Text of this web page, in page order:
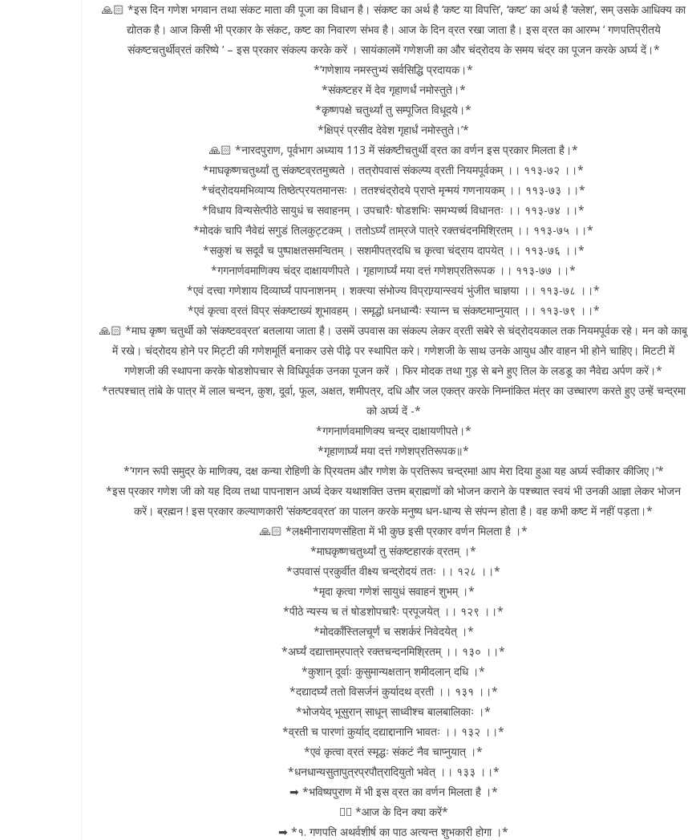
🙏🏻 *इस दिन गणेश भगवान तथा संकट माता की पूजा का विधान है। संकष्ट का अर्थ है ‘कष्ट या विपत्ति’, ‘कष्ट’ का अर्थ है ‘क्लेश’, सम् उसके आधिक्य का
द्योतक है। आज किसी भी प्रकार के संकट, कष्ट का निवारण संभव है। आज के दिन व्रत रखा जाता है। इस व्रत का आरम्भ ‘ गणपतिप्रीतये
संकष्टचतुर्थीव्रतं करिष्ये ‘ – इस प्रकार संकल्प करके करें । सायंकालमें गणेशजी का और चंद्रोदय के समय चंद्र का पूजन करके अर्घ्य दें।*
*’गणेशाय नमस्तुभ्यं सर्वसिद्धि प्रदायक।*
*संकष्टहर में देव गृहाणर्धं नमोस्तुते।*
*कृष्णपक्षे चतुर्थ्यां तु सम्पूजित विधूदये।*
*क्षिप्रं प्रसीद देवेश गृहार्धं नमोस्तुते।’*
🙏🏻 *नारदपुराण, पूर्वभाग अध्याय 113 में संकष्टीचतुर्थी व्रत का वर्णन इस प्रकार मिलता है।*
*माघकृष्णचतुर्थ्यां तु संकष्टव्रतमुच्यते । तत्रोपवासं संकल्प्य व्रती नियमपूर्वकम् ।। ११३-७२ ।।*
*चंद्रोदयमभिव्याप्य तिष्ठेत्प्रयतमानसः । ततश्चंद्रोदये प्राप्ते मृन्मयं गणनायकम् ।। ११३-७३ ।।*
*विधाय विन्यसेत्पीठे सायुधं च सवाहनम् । उपचारैः षोडशभिः समभ्यर्च्य विधानतः ।। ११३-७४ ।।*
*मोदकं चापि नैवेद्यं सगुडं तिलकुट्टकम् । ततोऽर्घ्यं ताम्रजे पात्रे रक्तचंदनमिश्रितम् ।। ११३-७५ ।।*
*सकुशं च सदूर्वं च पुष्पाक्षतसमन्वितम् । सशमीपत्रदधि च कृत्वा चंद्राय दापयेत् ।। ११३-७६ ।।*
*गगनार्णवमाणिक्य चंद्र दाक्षायणीपते । गृहाणार्घ्यं मया दत्तं गणेशप्रतिरूपक ।। ११३-७७ ।।*
*एवं दत्त्वा गणेशाय दिव्यार्घ्यं पापनाशनम् । शक्त्या संभोज्य विप्राग्र्यान्स्वयं भुंजीत चाज्ञया ।। ११३-७८ ।।*
*एवं कृत्वा व्रतं विप्र संकष्टाख्यं शूभावहम् । समृद्धो धनधान्यैः स्यान्न च संकष्टमाप्नुयात् ।। ११३-७९ ।।*
🙏🏻 *माघ कृष्ण चतुर्थी को ‘संकष्टवव्रत’ बतलाया जाता है। उसमें उपवास का संकल्प लेकर व्रती सबेरे से चंद्रोदयकाल तक नियमपूर्वक रहे। मन को काबू
में रखे। चंद्रोदय होने पर मिट्टी की गणेशमूर्ति बनाकर उसे पीढ़े पर स्थापित करे। गणेशजी के साथ उनके आयुध और वाहन भी होने चाहिए। मिटटी में
गणेशजी की स्थापना करके षोडशोपचार से विधिपूर्वक उनका पूजन करें । फिर मोदक तथा गुड़ से बने हुए तिल के लडडू का नैवेद्य अर्पण करें।*
*तत्पश्चात्‌ तांबे के पात्र में लाल चन्दन, कुश, दूर्वा, फूल, अक्षत, शमीपत्र, दधि और जल एकत्र करके निम्नांकित मंत्र का उच्चारण करते हुए उन्हें चन्द्रमा
को अर्घ्य दें -*
*गगनार्णवमाणिक्य चन्द्र दाक्षायणीपते।*
*गृहाणार्घ्यं मया दत्तं गणेशप्रतिरूपक॥*
*’गगन रूपी समुद्र के माणिक्य, दक्ष कन्या रोहिणी के प्रियतम और गणेश के प्रतिरूप चन्द्रमा! आप मेरा दिया हुआ यह अर्घ्य स्वीकार कीजिए।’*
*इस प्रकार गणेश जी को यह दिव्य तथा पापनाशन अर्घ्य देकर यथाशक्ति उत्तम ब्राह्मणों को भोजन कराने के पश्च्यात स्वयं भी उनकी आज्ञा लेकर भोजन
करें। ब्रह्मन ! इस प्रकार कल्याणकारी ‘संकष्टवव्रत’ का पालन करके मनुष्य धन-धान्य से संपन्न होता है। वह कभी कष्ट में नहीं पड़ता।*
🙏🏻 *लक्ष्मीनारायणसंहिता में भी कुछ इसी प्रकार वर्णन मिलता है ।*
*माघकृष्णचतुर्थ्यां तु संकष्टहारकं व्रतम् ।*
*उपवासं प्रकुर्वीत वीक्ष्य चन्द्रोदयं ततः ।। १२८ ।।*
*मृदा कृत्वा गणेशं सायुधं सवाहनं शुभम् ।*
*पीठे न्यस्य च तं षोडशोपचारैः प्रपूजयेत् ।। १२९ ।।*
*मोदकाँस्तिलचूर्णं च सशर्करं निवेदयेत् ।*
*अर्घ्यं दद्यात्ताम्रपात्रे रक्तचन्दनमिश्रितम् ।। १३० ।।*
*कुशान् दूर्वाः कुसुमान्यक्षतान् शमीदलान् दधि ।*
*दद्यादर्घ्यं ततो विसर्जनं कुर्यादथ व्रती ।। १३१ ।।*
*भोजयेद् भूसुरान् साधून् साध्वीश्च बालबालिकाः ।*
*व्रती च पारणां कुर्याद् दद्याद्दानानि भावतः ।। १३२ ।।*
*एवं कृत्वा व्रतं स्मृद्धः संकटं नैव चाप्नुयात् ।*
*धनधान्यसुतापुत्रप्रपौत्रादियुतो भवेत् ।। १३३ ।।*
➡ *भविष्यपुराण में भी इस व्रत का वर्णन मिलता है ।*
👉🏻 *आज के दिन क्या करें*
➡ *१. गणपति अथर्वशीर्ष का पाठ अत्यन्त शुभकारी होगा ।*